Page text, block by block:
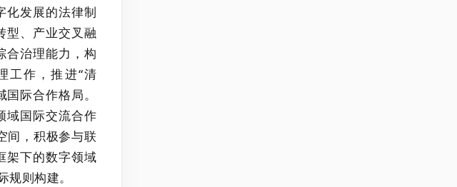
化发展的法律制
型、产业交叉融
合治理能力，构
工作，推进“清
际合作格局。
域国际交流合作
间，积极参与联
架下的数字领域
则构建。